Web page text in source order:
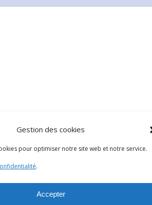
Gestion des cookies
pour optimiser notre site web et notre service.
.
Accepter